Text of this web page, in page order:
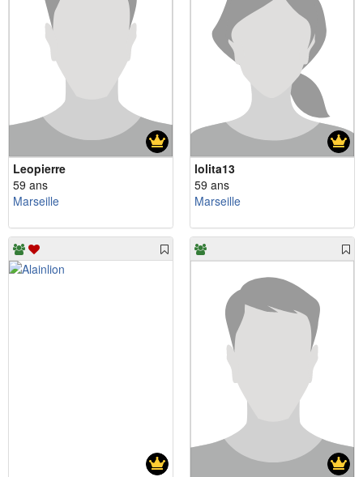
Leopierre
59 ans
Marseille
lolita13
59 ans
Marseille